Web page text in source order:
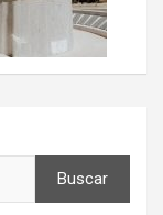
Buscar